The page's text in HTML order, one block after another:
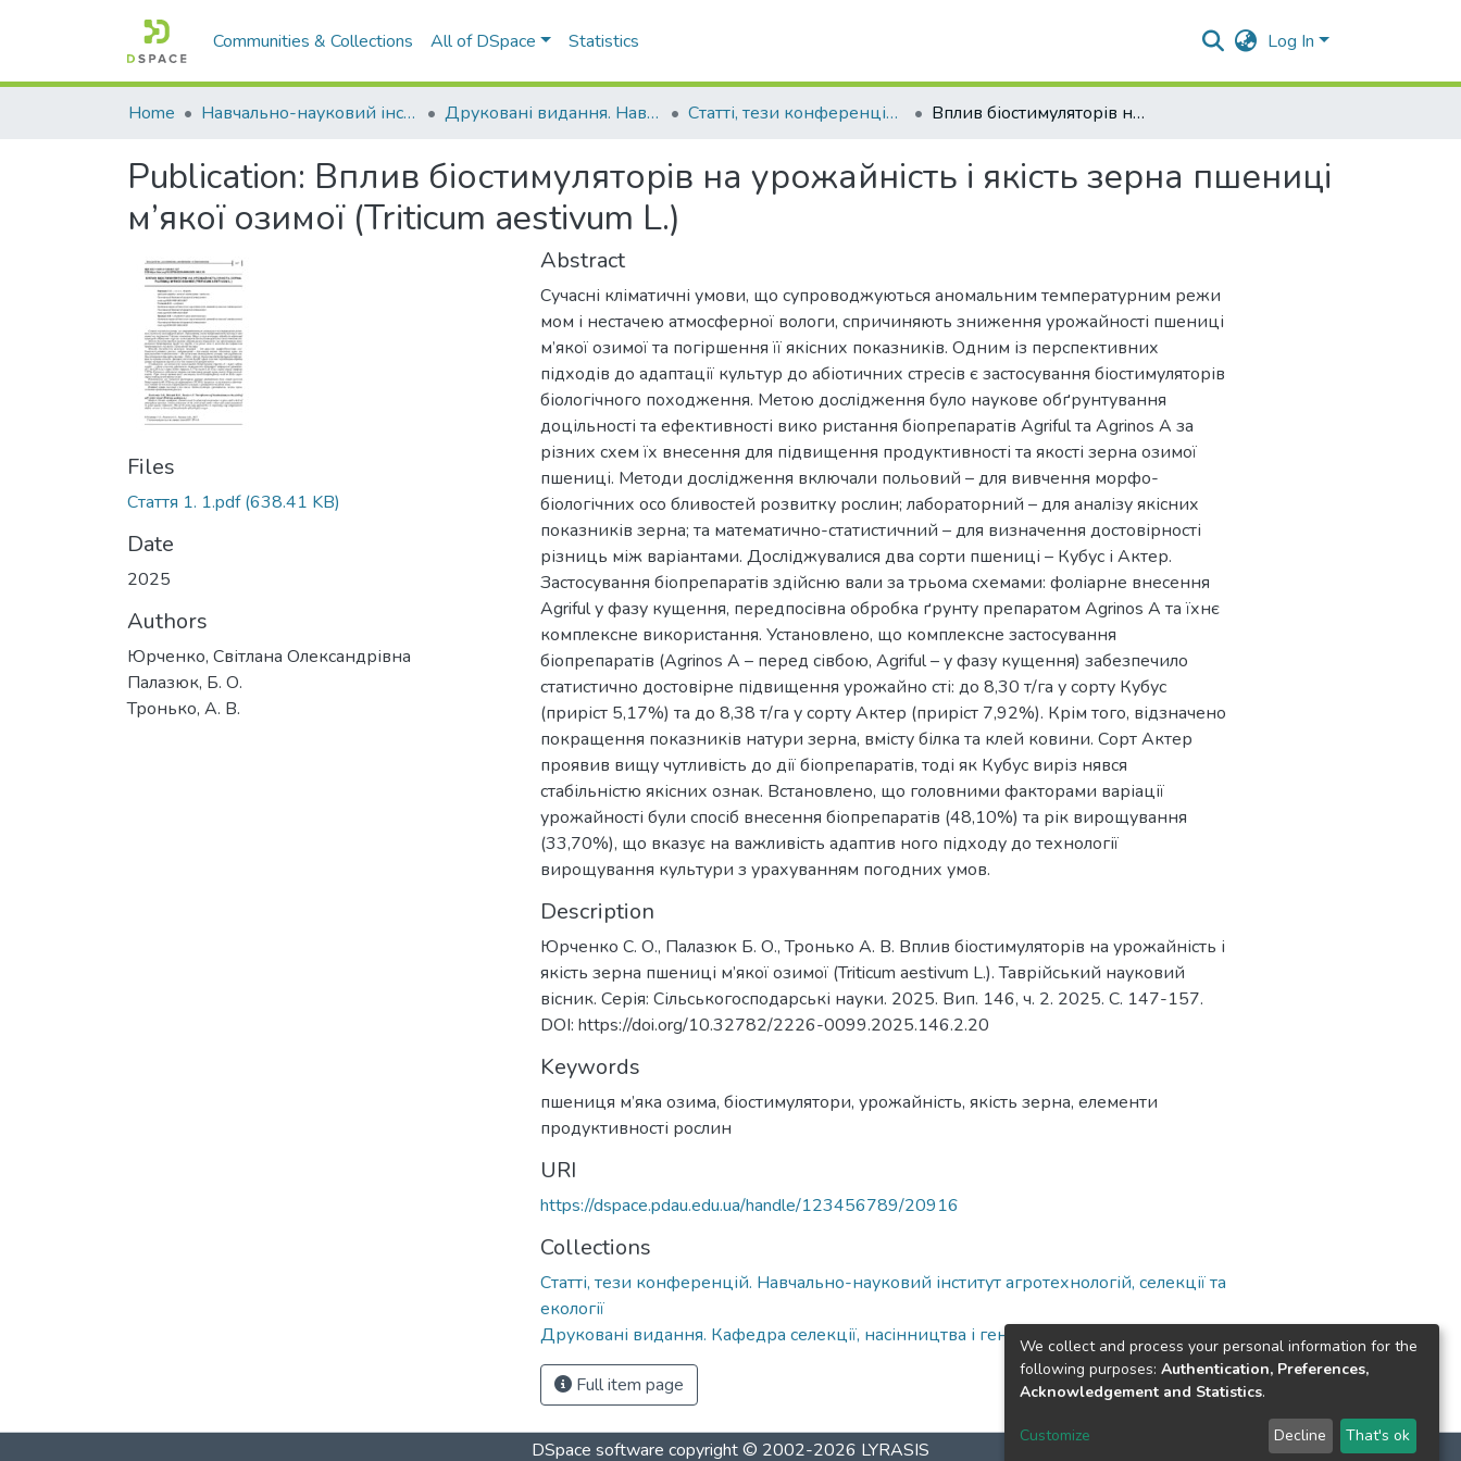
Communities & Collections All of DSpace Statistics Log In
Home Навчально-науковий інститут агротехнологій, селекції та екології Друковані видання. Навчально-науковий інститут агротехнологій, селекції та екології Статті, тези конференцій. Навчально-науковий інститут агротехнологій, селекції та екології Вплив біостимуляторів на урожайність і якість зерна пшениці м’якої озимої (Triticum aestivum L.)
Publication: Вплив біостимуляторів на урожайність і якість зерна пшениці
м’якої озимої (Triticum aestivum L.)
Files
Стаття 1. 1.pdf(638.41 KB)
Date
2025
Authors
Юрченко, Світлана Олександрівна
Палазюк, Б. О.
Тронько, А. В.
Abstract
Сучасні кліматичні умови, що супроводжуються аномальним температурним режи
мом і нестачею атмосферної вологи, спричиняють зниження урожайності пшениці
м’якої озимої та погіршення її якісних показників. Одним із перспективних
підходів до адаптації культур до абіотичних стресів є застосування біостимуляторів
біологічного походження. Метою дослідження було наукове обґрунтування
доцільності та ефективності вико ристання біопрепаратів Agriful та Agrinos A за
різних схем їх внесення для підвищення продуктивності та якості зерна озимої
пшениці. Методи дослідження включали польовий – для вивчення морфо-
біологічних осо бливостей розвитку рослин; лабораторний – для аналізу якісних
показників зерна; та математично-статистичний – для визначення достовірності
різниць між варіантами. Досліджувалися два сорти пшениці – Кубус і Актер.
Застосування біопрепаратів здійсню вали за трьома схемами: фоліарне внесення
Agriful у фазу кущення, передпосівна обробка ґрунту препаратом Agrinos A та їхнє
комплексне використання. Установлено, що комплексне застосування
біопрепаратів (Agrinos A – перед сівбою, Agriful – у фазу кущення) забезпечило
статистично достовірне підвищення урожайно сті: до 8,30 т/га у сорту Кубус
(приріст 5,17%) та до 8,38 т/га у сорту Актер (приріст 7,92%). Крім того, відзначено
покращення показників натури зерна, вмісту білка та клей ковини. Сорт Актер
проявив вищу чутливість до дії біопрепаратів, тоді як Кубус виріз нявся
стабільністю якісних ознак. Встановлено, що головними факторами варіації
урожайності були спосіб внесення біопрепаратів (48,10%) та рік вирощування
(33,70%), що вказує на важливість адаптив ного підходу до технології
вирощування культури з урахуванням погодних умов.
Description
Юрченко С. О., Палазюк Б. О., Тронько А. В. Вплив біостимуляторів на урожайність і
якість зерна пшениці м’якої озимої (Triticum aestivum L.). Таврійський науковий
вісник. Серія: Сільськогосподарські науки. 2025. Вип. 146, ч. 2. 2025. С. 147-157.
DOI: https://doi.org/10.32782/2226-0099.2025.146.2.20
Keywords
пшениця м’яка озима, біостимулятори, урожайність, якість зерна, елементи
продуктивності рослин
URI
https://dspace.pdau.edu.ua/handle/123456789/20916
Collections
Статті, тези конференцій. Навчально-науковий інститут агротехнологій, селекції та
екології
Друковані видання. Кафедра селекції, насінництва і генетики
Full item page
DSpace software copyright © 2002-2026 LYRASIS
We collect and process your personal information for the
following purposes: Authentication, Preferences,
Acknowledgement and Statistics.
Customize Decline That's ok